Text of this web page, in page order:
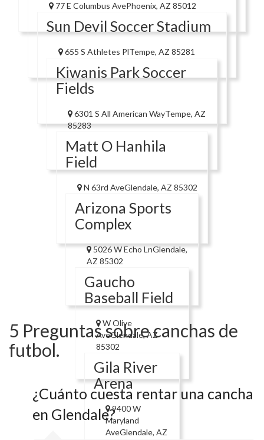
77 E Columbus AvePhoenix, AZ 85012
Sun Devil Soccer Stadium
655 S Athletes PlTempe, AZ 85281
Kiwanis Park Soccer
Fields
6301 S All American WayTempe, AZ
85283
Matt O Hanhila
Field
N 63rd AveGlendale, AZ 85302
Arizona Sports
Complex
5026 W Echo LnGlendale,
AZ 85302
Gaucho
Baseball Field
W Olive
AveGlendale, AZ
85302
Gila River
Arena
9400 W
Maryland
AveGlendale, AZ
5 Preguntas sobre canchas de
futbol.
¿Cuánto cuesta rentar una cancha
en Glendale?